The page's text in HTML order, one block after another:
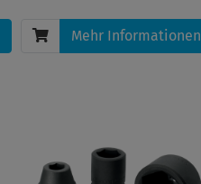
Mehr Informationen